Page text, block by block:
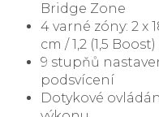
Bridge Zone
4 varné zóny: 2 x
cm / 1,2 (1,5
9 stupňů
podsvícení
Dotykové